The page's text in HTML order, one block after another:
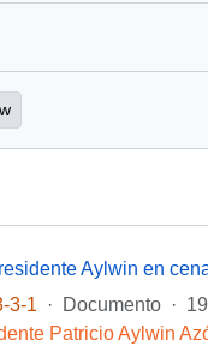
3-1
· Documento ·
Patricio Aylwin